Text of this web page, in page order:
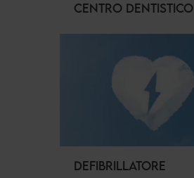
CENTRO DENTISTICO
DEFIBRILLATORE